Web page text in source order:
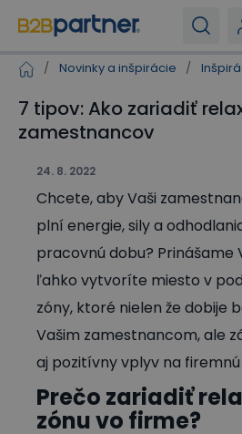
/ Novinky a inšpirácie /
7 tipov: Ako zariadiť
zamestnancov
24. 8. 2022
Chcete, aby Vaši
plní energie, sily a
pracovnú dobu? Prinášame
ľahko vytvoríte miesto v
zóny, ktoré nielen že dobije
Vašim zamestnancom, ale
aj pozitívny vplyv na
Prečo zariadiť
zónu vo firme?